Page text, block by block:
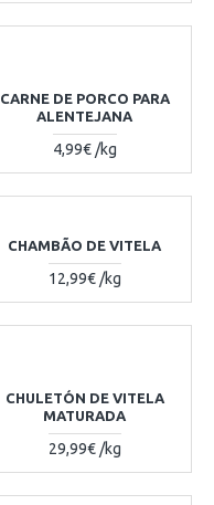
CARNE DE PORCO PARA
ALENTEJANA
4,99€ /kg
CHAMBÃO DE VITELA
12,99€ /kg
CHULETÓN DE VITELA
MATURADA
29,99€ /kg